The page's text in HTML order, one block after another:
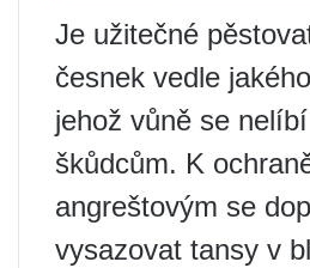
Je užitečné
česnek vedle
jehož vůně se
škůdcům. K
angreštovým se
vysazovat tansy v